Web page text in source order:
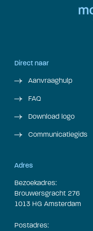
Direct naar
Aanvraaghulp
FAQ
Download logo
Communicatiegids
Adres
Bezoekadres:
Brouwersgracht 276
1013 HG Amsterdam
Postadres: